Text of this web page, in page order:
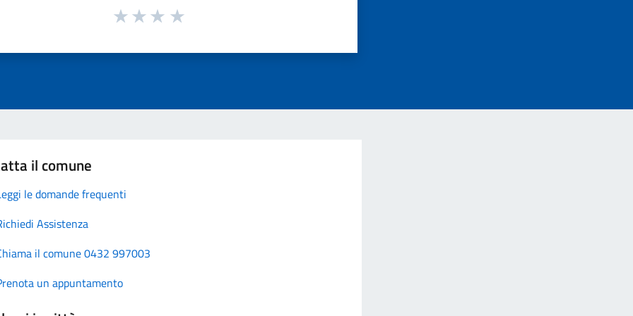
il comune
le domande frequenti
Assistenza
il comune 0432 997003
un appuntamento